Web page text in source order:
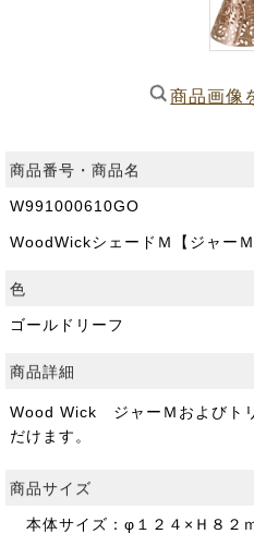
商品画像
商品番号・商品名
W991000610GO
WoodWickシェードＭ【ジャーＭ
色
ゴールドリーフ
商品詳細
Wood Wick ジャーＭおよびト
だけます。
商品サイズ
本体サイズ：φ１２４×Ｈ８２